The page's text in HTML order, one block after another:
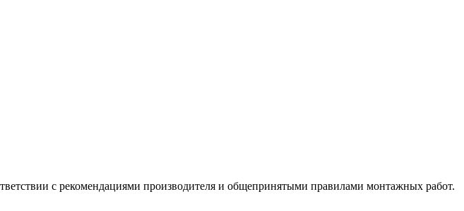
с рекомендациями производителя и общепринятыми правилами монтажных работ.